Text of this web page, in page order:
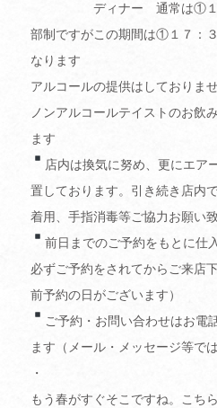
ディナー 通常は①１７
部制ですがこの期間は①１７：
なります
アルコールの提供はしておりま
ノンアルコールテイストのお飲
ます
店内は換気に努め、更にエア
置しております。引き続き店内
着用、手指消毒等ご協力お願い
前日までのご予約をもとに仕
必ずご予約をされてからご来店
前予約の日がございます）
ご予約・お問い合わせはお電
ます（メール・メッセージ等で
・
もう春がすぐそこですね。こち